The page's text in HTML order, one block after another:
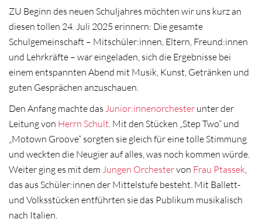
ZU Beginn des neuen Schuljahres möchten wir uns kurz an
diesen tollen 24. Juli 2025 erinnern: Die gesamte
Schulgemeinschaft – Mitschüler:innen, Eltern, Freund:innen
und Lehrkräfte – war eingeladen, sich die Ergebnisse bei
einem entspannten Abend mit Musik, Kunst, Getränken und
guten Gesprächen anzuschauen.
Den Anfang machte das Junior:innenorchester unter der
Leitung von Herrn Schult . Mit den Stücken „Step Two“ und
„Motown Groove“ sorgten sie gleich für eine tolle Stimmung
und weckten die Neugier auf alles, was noch kommen würde.
Weiter ging es mit dem Jungen Orchestervon Frau Ptassek
das aus Schüler:innen der Mittelstufe besteht. Mit Ballett-
und Volksstücken entführten sie das Publikum musikalisch
nach Italien.